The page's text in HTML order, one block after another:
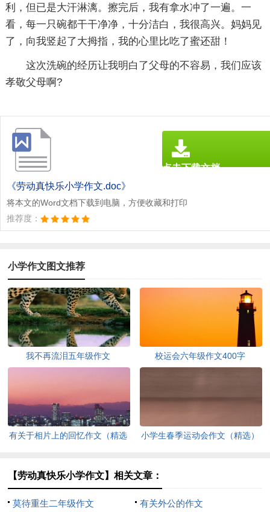
利，但已是大汗淋漓。擦完后，我有拿水冲了一遍。一
看，每一只碗都干干净净，十分洁白，我很高兴。妈妈见
了，向我竖起了大拇指，我的心里比吃了蜜还甜！
这次洗碗的经历让我明白了父母的不容易，我们应该
孝敬父母啊?
《劳动真快乐小学作文.doc》
将本文的Word文档下载到电脑，方便收藏和打印
推荐度：
点击下载文档
小学作文图文推荐
我不再流泪五年级作文 校运会六年级作文400字
有关于相片上的回忆作文（精选
小学生春季运动会作文（精选）
【劳动真快乐小学作文】相关文章：
莫待重生二年级作文 有关外公的作文